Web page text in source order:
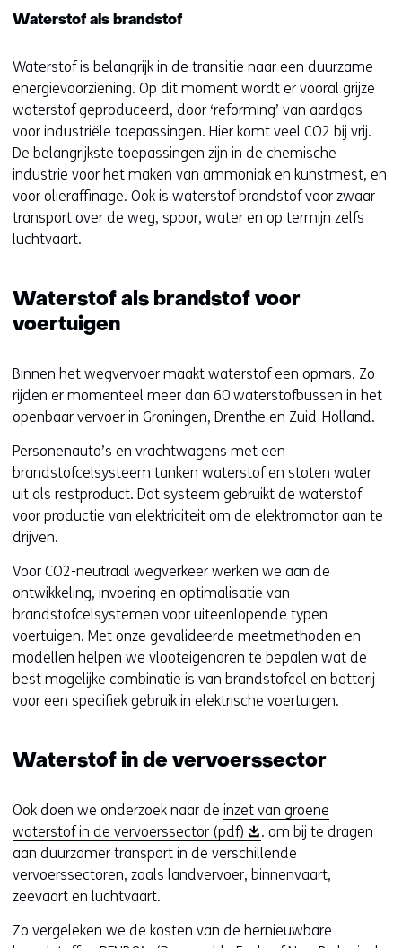
Waterstof als brandstof
Waterstof is belangrijk in de transitie naar een duurzame
energievoorziening. Op dit moment wordt er vooral grijze
waterstof geproduceerd, door ‘reforming’ van aardgas
voor industriële toepassingen. Hier komt veel CO2 bij vrij.
De belangrijkste toepassingen zijn in de chemische
industrie voor het maken van ammoniak en kunstmest, en
voor olieraffinage. Ook is waterstof brandstof voor zwaar
transport over de weg, spoor, water en op termijn zelfs
luchtvaart.
Waterstof als brandstof voor
voertuigen
Binnen het wegvervoer maakt waterstof een opmars. Zo
rijden er momenteel meer dan 60 waterstofbussen in het
openbaar vervoer in Groningen, Drenthe en Zuid-Holland.
Personenauto’s en vrachtwagens met een
brandstofcelsysteem tanken waterstof en stoten water
uit als restproduct. Dat systeem gebruikt de waterstof
voor productie van elektriciteit om de elektromotor aan te
drijven.
Voor CO2-neutraal wegverkeer werken we aan de
ontwikkeling, invoering en optimalisatie van
brandstofcelsystemen voor uiteenlopende typen
voertuigen. Met onze gevalideerde meetmethoden en
modellen helpen we vlooteigenaren te bepalen wat de
best mogelijke combinatie is van brandstofcel en batterij
voor een specifiek gebruik in elektrische voertuigen.
Waterstof in de vervoerssector
Ook doen we onderzoek naar de inzet van groene
waterstof in de vervoerssector (pdf)
o
p
t
. om bij te dragen
aan duurzamer transport in de verschillende
vervoerssectoren, zoals landvervoer, binnenvaart,
zeevaart en luchtvaart.
Zo vergeleken we de kosten van de hernieuwbare